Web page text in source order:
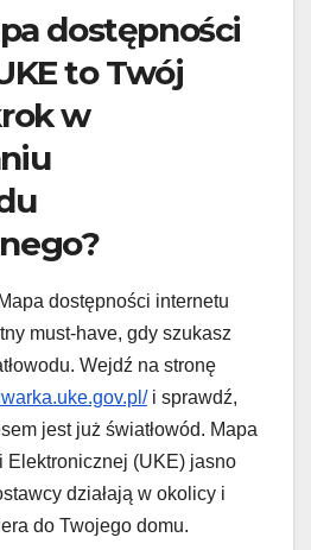
dostępności
to Twój
w
dostępności internetu
must-have, gdy szukasz
Wejdź na stronę
i sprawdź,
jest już światłowód. Mapa
Elektronicznej (UKE) jasno
działają w okolicy i
do Twojego domu.